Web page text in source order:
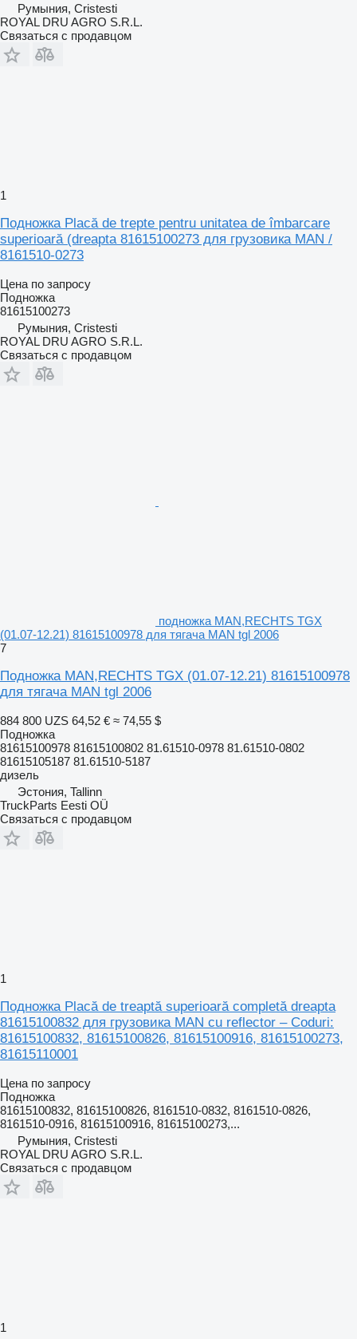
Румыния, Cristesti
ROYAL DRU AGRO S.R.L.
Связаться с продавцом
1
Подножка Placă de trepte pentru unitatea de îmbarcare
superioară (dreapta 81615100273 для грузовика MAN /
8161510-0273
Цена по запросу
Подножка
81615100273
Румыния, Cristesti
ROYAL DRU AGRO S.R.L.
Связаться с продавцом
подножка MAN,RECHTS TGX
(01.07-12.21) 81615100978 для тягача MAN tgl 2006
7
Подножка MAN,RECHTS TGX (01.07-12.21) 81615100978
для тягача MAN tgl 2006
884 800 UZS 64,52 € ≈ 74,55 $
Подножка
81615100978 81615100802 81.61510-0978 81.61510-0802
81615105187 81.61510-5187
дизель
Эстония, Tallinn
TruckParts Eesti OÜ
Связаться с продавцом
1
Подножка Placă de treaptă superioară completă dreapta
81615100832 для грузовика MAN cu reflector – Coduri:
81615100832, 81615100826, 81615100916, 81615100273,
81615110001
Цена по запросу
Подножка
81615100832, 81615100826, 8161510-0832, 8161510-0826,
8161510-0916, 81615100916, 81615100273,...
Румыния, Cristesti
ROYAL DRU AGRO S.R.L.
Связаться с продавцом
1